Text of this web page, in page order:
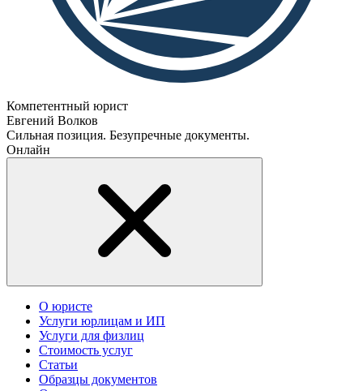
Компетентный юрист
Евгений Волков
Сильная позиция. Безупречные документы.
Онлайн
О юристе
Услуги юрлицам и ИП
Услуги для физлиц
Стоимость услуг
Статьи
Образцы документов